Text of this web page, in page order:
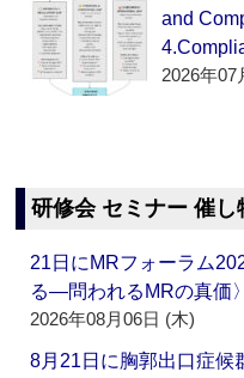
and
2026年07
研修会 セミナー 催し
21日にMRフォーラム
る―問われるMRの真価
2026年08月06日 (木)
8月21日に胸郭出口症